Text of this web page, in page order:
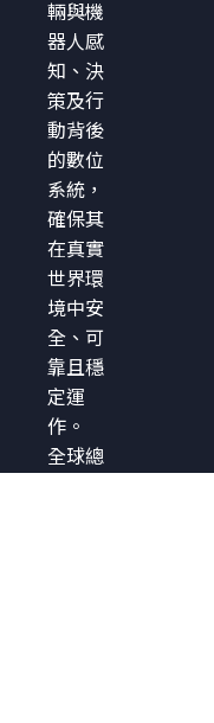
輛與機
器人感
知、決
策及行
動背後
的數位
系統，
確保其
在真實
世界環
境中安
全、可
靠且穩
定運
作。
全球總